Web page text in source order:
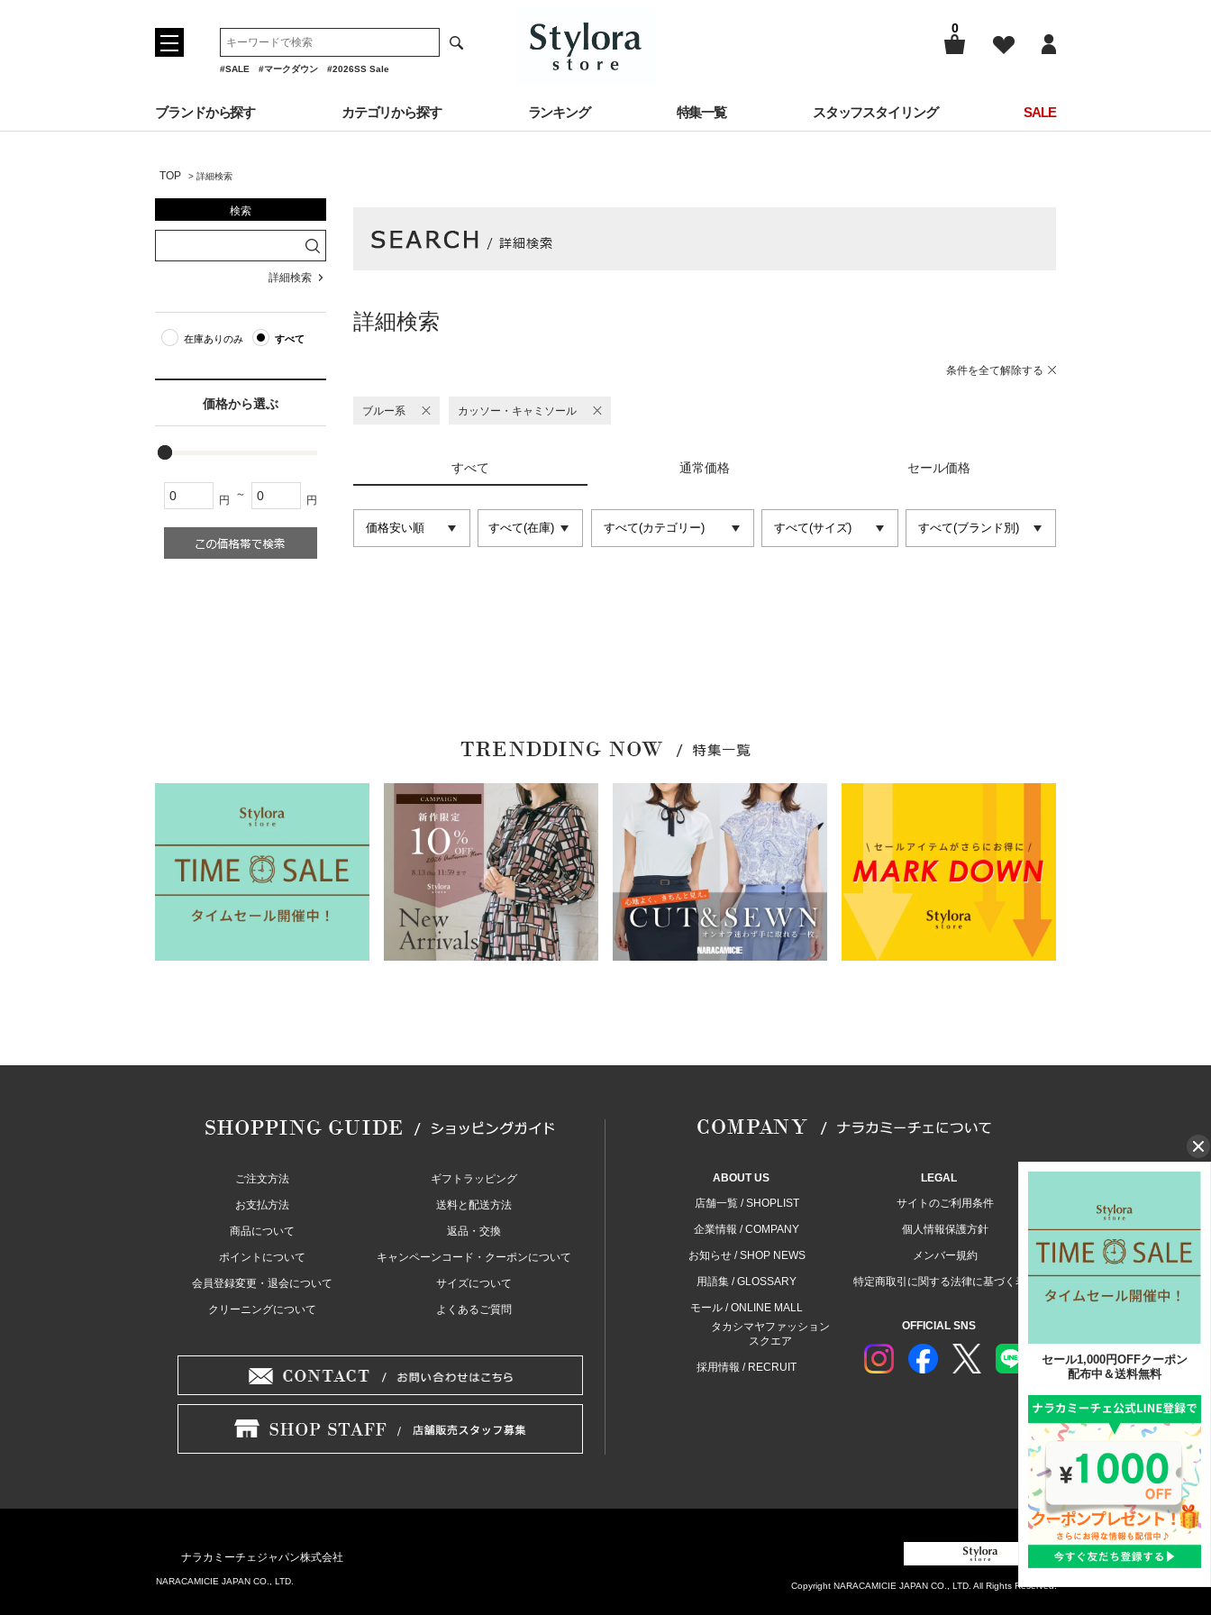
#SALE #マークダウン #2026SS Sale
0
ブランドから探す カテゴリから探す ランキング 特集一覧 スタッフスタイリング SALE
TOP > 詳細検索
詳細検索
条件を全て解除する
ブルー系 カッソー・キャミソール
すべて 通常価格 セール価格
検索
詳細検索
在庫ありのみ すべて
価格から選ぶ
円 ～ 円
ご注文方法 ギフトラッピング
お支払方法 送料と配送方法
商品について 返品・交換
ポイントについて キャンペーンコード・クーポンについて
会員登録変更・退会について サイズについて
クリーニングについて よくあるご質問
ABOUT US
店舗一覧 / SHOPLIST
企業情報 / COMPANY
お知らせ / SHOP NEWS
用語集 / GLOSSARY
モール / ONLINE MALL
タカシマヤファッション
スクエア
採用情報 / RECRUIT
LEGAL
サイトのご利用条件
個人情報保護方針
メンバー規約
特定商取引に関する法律に基づく表示
OFFICIAL SNS
Copyright NARACAMICIE JAPAN CO., LTD. All Rights Reserved.
ナラカミーチェジャパン株式会社
NARACAMICIE JAPAN CO., LTD.
セール1,000円OFFクーポン
配布中＆送料無料